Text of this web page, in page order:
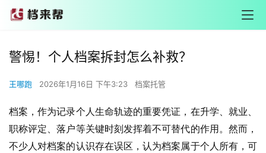
警惕！个人档案拆封怎么补救？
王哪跑 2026年1月16日 下午3:23 档案托管
档案，作为记录个人生命轨迹的重要凭证，在升学、就业、
职称评定、落户等关键时刻发挥着不可替代的作用。然而，
不少人对档案的认识存在误区，认为档案属于个人所有，可